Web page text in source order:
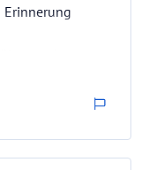
auf den
in der